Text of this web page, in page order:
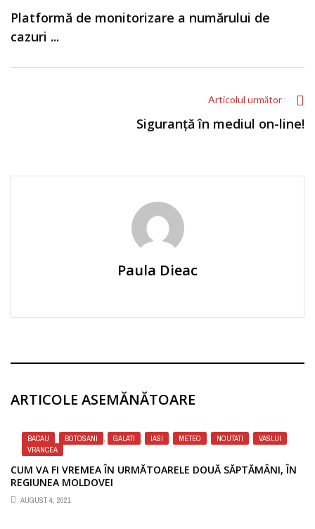
Platformă de monitorizare a numărului de
cazuri ...
Articolul următor
Siguranță în mediul on-line!
Paula Dieac
ARTICOLE ASEMĂNĂTOARE
BACAU , BOTOSANI , GALATI , IASI , METEO , NOUTATI , VASLUI
,
VRANCEA
CUM VA FI VREMEA ÎN URMĂTOARELE DOUĂ SĂPTĂMÂNI, ÎN
REGIUNEA MOLDOVEI
AUGUST 4, 2021